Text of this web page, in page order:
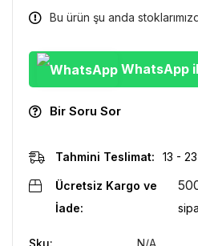
Bu ürün şu anda
WhatsApp
Bir Soru Sor
Tahmini Teslimat: 13 -
Ücretsiz Kargo ve
İade:
Sku: N/A